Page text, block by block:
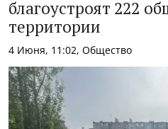
благоустроят 222
территории
4 Июня, 11:02, Общество